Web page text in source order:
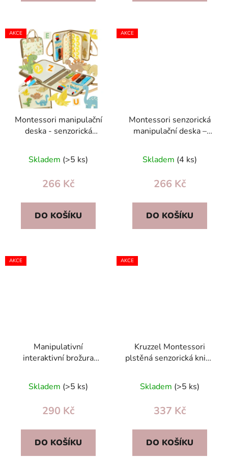
AKCE
Montessori manipulační
deska - senzorická
vzdělávací hračka
Skladem (>5 ks)
266 Kč
DO KOŠÍKU
AKCE
Montessori senzorická
manipulační deska –
modrá, pro jemnou
motoriku
Skladem (4 ks)
266 Kč
DO KOŠÍKU
AKCE
Manipulativní
interaktivní brožura
suchý zip + 6 prstových
loutek 3+
Skladem (>5 ks)
290 Kč
DO KOŠÍKU
AKCE
Kruzzel Montessori
plstěná senzorická kniha
Jednorožec, 7 aktivit
Skladem (>5 ks)
337 Kč
DO KOŠÍKU